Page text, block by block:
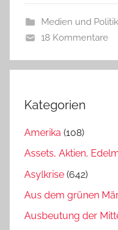
Medien und Politik
18 Kommentare
Kategorien
Amerika (108)
Assets, Aktien,
Asylkrise (642)
Aus dem grünen
Ausbeutung der